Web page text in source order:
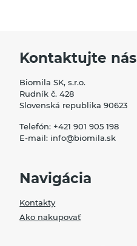
Kontaktujte nás
Biomila SK, s.r.o.
Rudník č. 428
Slovenská republika 90623
Telefón: +421 901 905 198
E-mail: info@biomila.sk
Navigácia
Kontakty
Ako nakupovať